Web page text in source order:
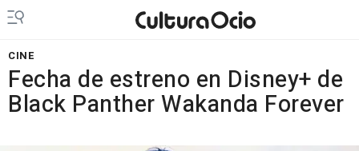
CINE
Fecha de estreno en Disney+ de
Black Panther Wakanda Forever